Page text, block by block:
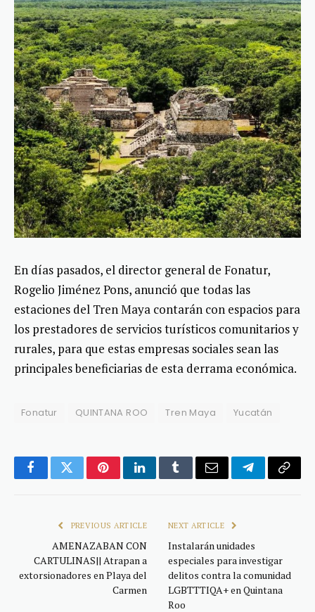
En días pasados, el director general de Fonatur,
Rogelio Jiménez Pons, anunció que todas las
estaciones del Tren Maya contarán con espacios para
los prestadores de servicios turísticos comunitarios y
rurales, para que estas empresas sociales sean las
principales beneficiarias de esta derrama económica.
Fonatur QUINTANA ROO Tren Maya Yucatán
FacebookTwitterPinterestLinkedInTumblrEmail TelegramCopy
PREVIOUS ARTICLE
AMENAZABAN CON
CARTULINAS|| Atrapan a
extorsionadores en Playa del
Carmen
NEXT ARTICLE
Instalarán unidades
especiales para investigar
delitos contra la comunidad
LGBTTTIQA+ en Quintana
Roo